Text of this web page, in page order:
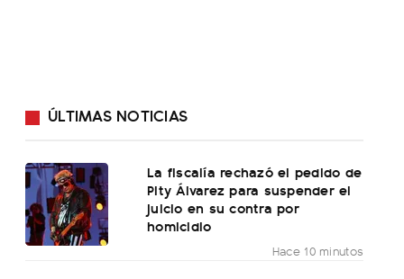
ÚLTIMAS NOTICIAS
La fiscalía rechazó el pedido de
Pity Álvarez para suspender el
juicio en su contra por
homicidio
Hace 10 minutos